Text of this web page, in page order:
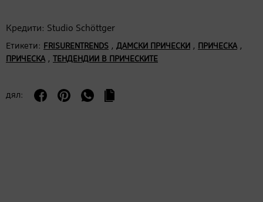
Кредити: Studio Schöttger
Етикети: FRISURENTRENDS , ДАМСКИ ПРИЧЕСКИ , ПРИЧЕСКА,
ПРИЧЕСКА, ТЕНДЕНДИИ В ПРИЧЕСКИТЕ
дял: